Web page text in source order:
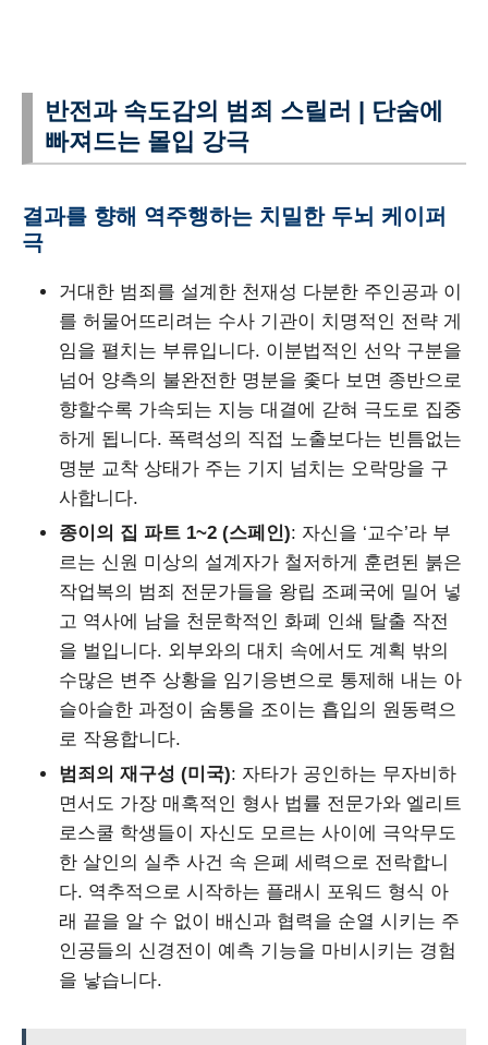
반전과 속도감의 범죄 스릴러 | 단숨에
빠져드는 몰입 강극
결과를 향해 역주행하는 치밀한 두뇌 케이퍼
극
거대한 범죄를 설계한 천재성 다분한 주인공과 이
를 허물어뜨리려는 수사 기관이 치명적인 전략 게
임을 펼치는 부류입니다. 이분법적인 선악 구분을
넘어 양측의 불완전한 명분을 좇다 보면 종반으로
향할수록 가속되는 지능 대결에 갇혀 극도로 집중
하게 됩니다. 폭력성의 직접 노출보다는 빈틈없는
명분 교착 상태가 주는 기지 넘치는 오락망을 구
사합니다.
종이의 집 파트 1~2 (스페인): 자신을 ‘교수’라 부
르는 신원 미상의 설계자가 철저하게 훈련된 붉은
작업복의 범죄 전문가들을 왕립 조폐국에 밀어 넣
고 역사에 남을 천문학적인 화폐 인쇄 탈출 작전
을 벌입니다. 외부와의 대치 속에서도 계획 밖의
수많은 변주 상황을 임기응변으로 통제해 내는 아
슬아슬한 과정이 숨통을 조이는 흡입의 원동력으
로 작용합니다.
범죄의 재구성 (미국): 자타가 공인하는 무자비하
면서도 가장 매혹적인 형사 법률 전문가와 엘리트
로스쿨 학생들이 자신도 모르는 사이에 극악무도
한 살인의 실추 사건 속 은폐 세력으로 전락합니
다. 역추적으로 시작하는 플래시 포워드 형식 아
래 끝을 알 수 없이 배신과 협력을 순열 시키는 주
인공들의 신경전이 예측 기능을 마비시키는 경험
을 낳습니다.